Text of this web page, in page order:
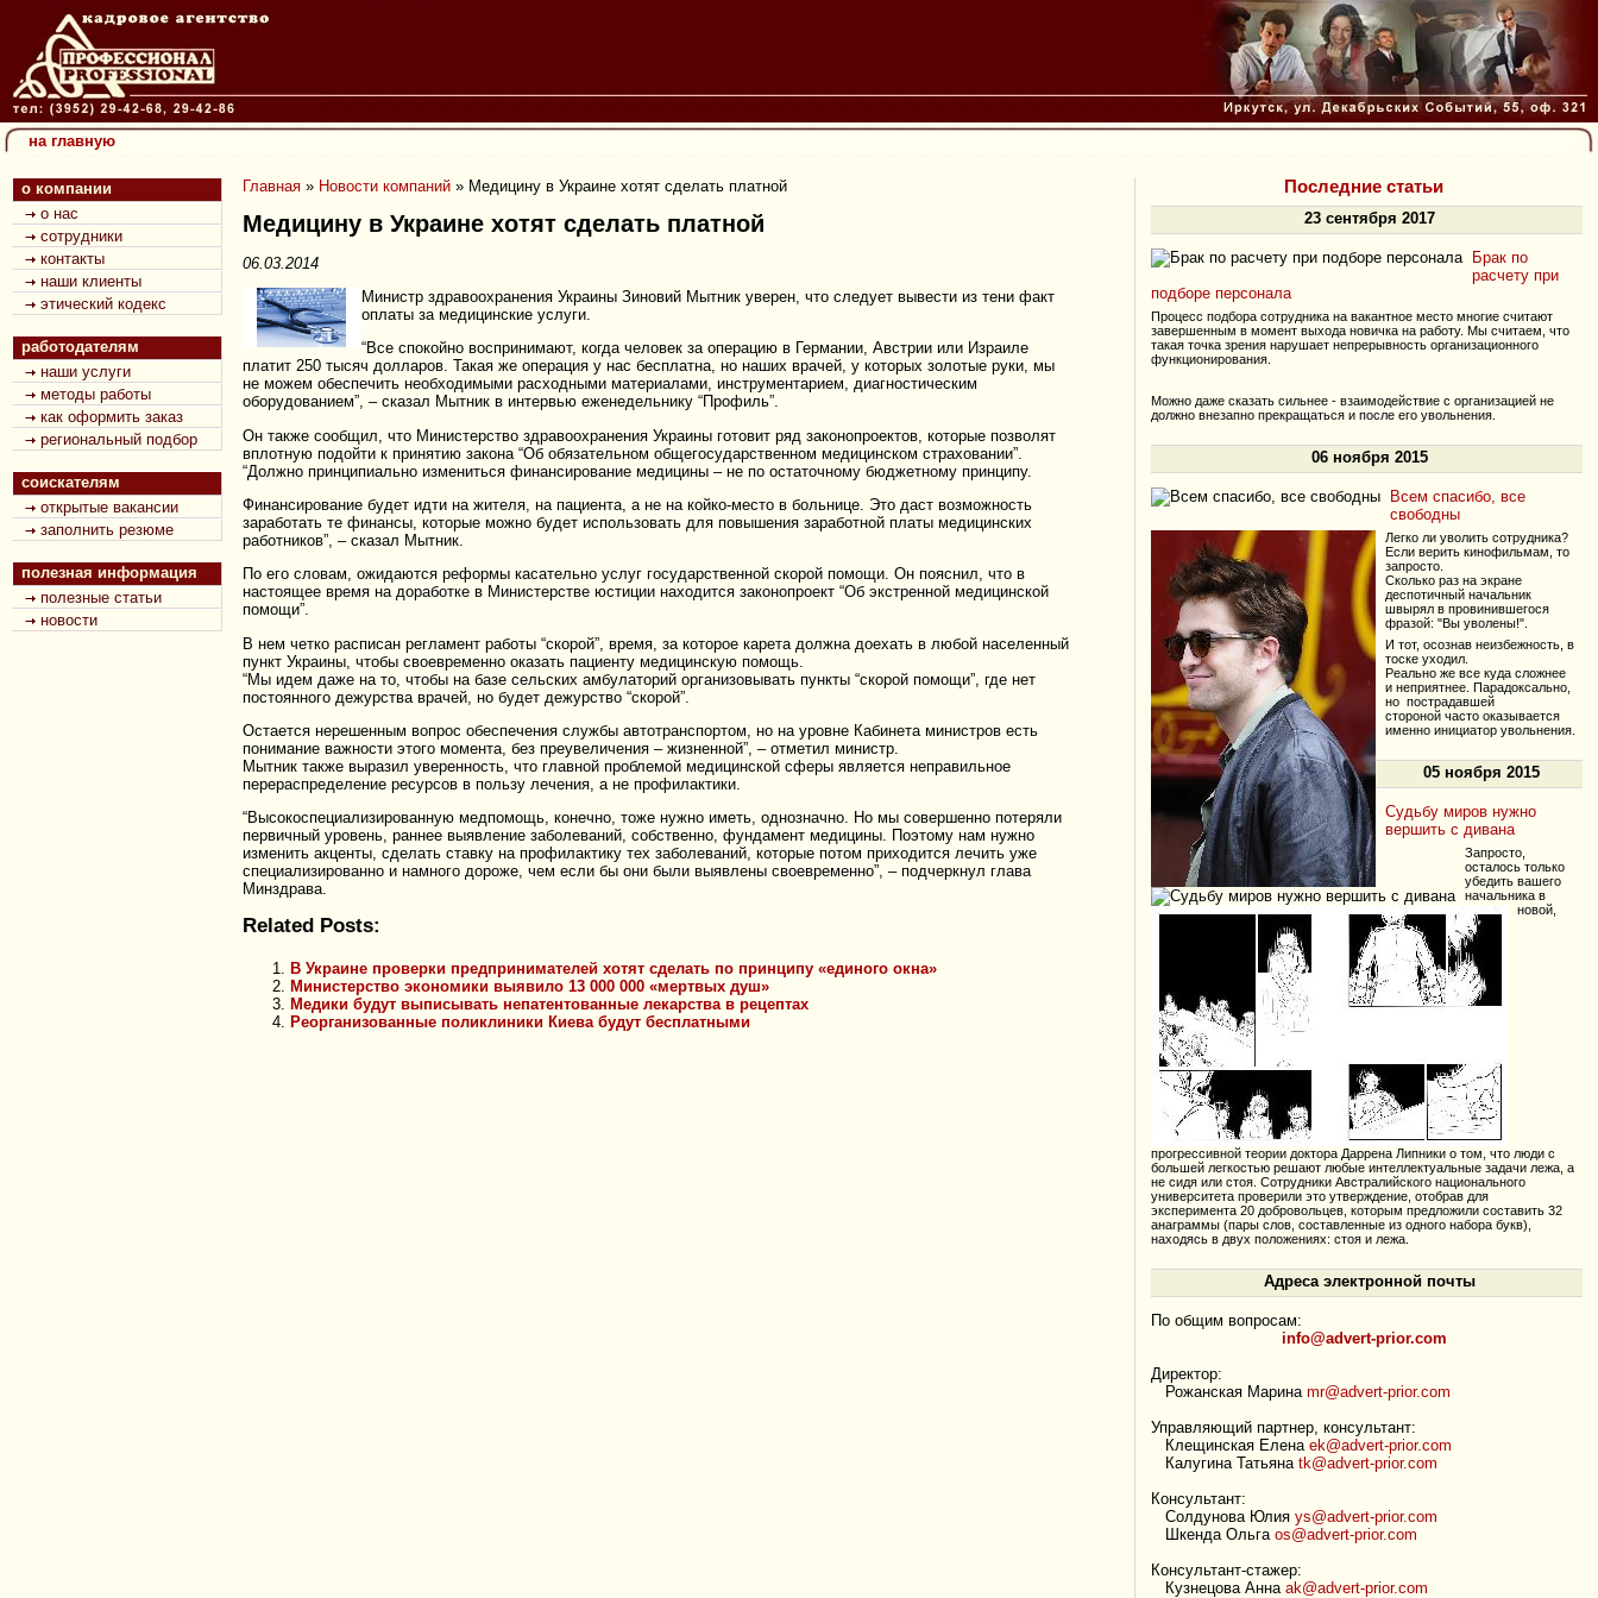
на главную
о компании
о нас
сотрудники
контакты
наши клиенты
этический кодекс
работодателям
наши услуги
методы работы
как оформить заказ
региональный подбор
соискателям
открытые вакансии
заполнить резюме
полезная информация
полезные статьи
новости
Главная» Новости компаний» Медицину в Украине хотят сделать платной
Медицину в Украине хотят сделать платной
06.03.2014
Министр здравоохранения Украины Зиновий Мытник уверен, что следует вывести из тени факт
оплаты за медицинские услуги.
“Все спокойно воспринимают, когда человек за операцию в Германии, Австрии или Израиле
платит 250 тысяч долларов. Такая же операция у нас бесплатна, но наших врачей, у которых золотые руки, мы
не можем обеспечить необходимыми расходными материалами, инструментарием, диагностическим
оборудованием”, – сказал Мытник в интервью еженедельнику “Профиль”.
Он также сообщил, что Министерство здравоохранения Украины готовит ряд законопроектов, которые позволят
вплотную подойти к принятию закона “Об обязательном общегосударственном медицинском страховании”.
“Должно принципиально измениться финансирование медицины – не по остаточному бюджетному принципу.
Финансирование будет идти на жителя, на пациента, а не на койко-место в больнице. Это даст возможность
заработать те финансы, которые можно будет использовать для повышения заработной платы медицинских
работников”, – сказал Мытник.
По его словам, ожидаются реформы касательно услуг государственной скорой помощи. Он пояснил, что в
настоящее время на доработке в Министерстве юстиции находится законопроект “Об экстренной медицинской
помощи”.
В нем четко расписан регламент работы “скорой”, время, за которое карета должна доехать в любой населенный
пункт Украины, чтобы своевременно оказать пациенту медицинскую помощь.
“Мы идем даже на то, чтобы на базе сельских амбулаторий организовывать пункты “скорой помощи”, где нет
постоянного дежурства врачей, но будет дежурство “скорой”.
Остается нерешенным вопрос обеспечения службы автотранспортом, но на уровне Кабинета министров есть
понимание важности этого момента, без преувеличения – жизненной”, – отметил министр.
Мытник также выразил уверенность, что главной проблемой медицинской сферы является неправильное
перераспределение ресурсов в пользу лечения, а не профилактики.
“Высокоспециализированную медпомощь, конечно, тоже нужно иметь, однозначно. Но мы совершенно потеряли
первичный уровень, раннее выявление заболеваний, собственно, фундамент медицины. Поэтому нам нужно
изменить акценты, сделать ставку на профилактику тех заболеваний, которые потом приходится лечить уже
специализированно и намного дороже, чем если бы они были выявлены своевременно”, – подчеркнул глава
Минздрава.
Related Posts:
В Украине проверки предпринимателей хотят сделать по принципу «единого окна»
Министерство экономики выявило 13 000 000 «мертвых душ»
Медики будут выписывать непатентованные лекарства в рецептах
Реорганизованные поликлиники Киева будут бесплатными
Последние статьи
23 сентября 2017
Брак по
расчету при
подборе персонала
Процесс подбора сотрудника на вакантное место многие считают
завершенным в момент выхода новичка на работу. Мы считаем, что
такая точка зрения нарушает непрерывность организационного
функционирования.
Можно даже сказать сильнее - взаимодействие с организацией не
должно внезапно прекращаться и после его увольнения.
06 ноября 2015
Всем спасибо, все
свободны
Легко ли уволить сотрудника?
Если верить кинофильмам, то
запросто.
Сколько раз на экране
деспотичный начальник
швырял в провинившегося
фразой: "Вы уволены!".
И тот, осознав неизбежность, в
тоске уходил.
Реально же все куда сложнее
и неприятнее. Парадоксально,
но пострадавшей
стороной часто оказывается
именно инициатор увольнения.
05 ноября 2015
Судьбу миров нужно
вершить с дивана
Запросто,
осталось только
убедить вашего
начальника в
новой,
прогрессивной теории доктора Даррена Липники о том, что люди с
большей легкостью решают любые интеллектуальные задачи лежа, а
не сидя или стоя. Сотрудники Австралийского национального
университета проверили это утверждение, отобрав для
эксперимента 20 добровольцев, которым предложили составить 32
анаграммы (пары слов, составленные из одного набора букв),
находясь в двух положениях: стоя и лежа.
Адреса электронной почты
По общим вопросам:
info@advert-prior.com
Директор:
Рожанская Маринаmr@advert-prior.com
Управляющий партнер, консультант:
Клещинская Еленаek@advert-prior.com
Калугина Татьянаtk@advert-prior.com
Консультант:
Солдунова Юлияys@advert-prior.com
Шкенда Ольгаos@advert-prior.com
Консультант-стажер:
Кузнецова Аннаak@advert-prior.com